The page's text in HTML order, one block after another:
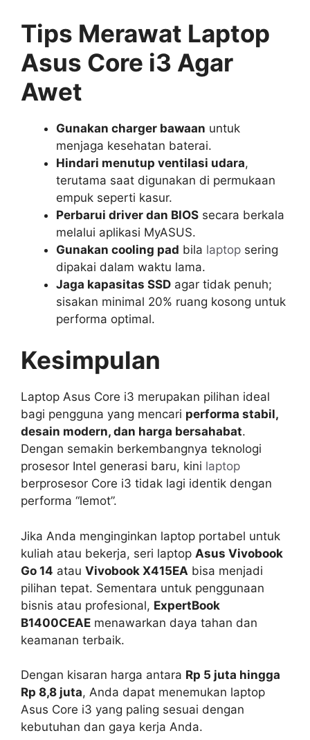
Tips Merawat Laptop
Asus Core i3 Agar
Awet
Gunakan charger bawaan untuk
menjaga kesehatan baterai.
Hindari menutup ventilasi udara,
terutama saat digunakan di permukaan
empuk seperti kasur.
Perbarui driver dan BIOS secara berkala
melalui aplikasi MyASUS.
Gunakan cooling pad bila laptop sering
dipakai dalam waktu lama.
Jaga kapasitas SSD agar tidak penuh;
sisakan minimal 20% ruang kosong untuk
performa optimal.
Kesimpulan
Laptop Asus Core i3 merupakan pilihan ideal
bagi pengguna yang mencari performa stabil,
desain modern, dan harga bersahabat.
Dengan semakin berkembangnya teknologi
prosesor Intel generasi baru, kini laptop
berprosesor Core i3 tidak lagi identik dengan
performa “lemot”.
Jika Anda menginginkan laptop portabel untuk
kuliah atau bekerja, seri laptop Asus Vivobook
Go 14 atau Vivobook X415EA bisa menjadi
pilihan tepat. Sementara untuk penggunaan
bisnis atau profesional, ExpertBook
B1400CEAE menawarkan daya tahan dan
keamanan terbaik.
Dengan kisaran harga antara Rp 5 juta hingga
Rp 8,8 juta, Anda dapat menemukan laptop
Asus Core i3 yang paling sesuai dengan
kebutuhan dan gaya kerja Anda.